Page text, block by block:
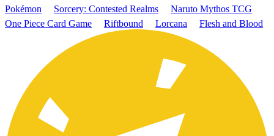
Pokémon
Sorcery: Contested Realms
Naruto Mythos TCG
One Piece Card Game
Riftbound Lorcana Flesh and Blood